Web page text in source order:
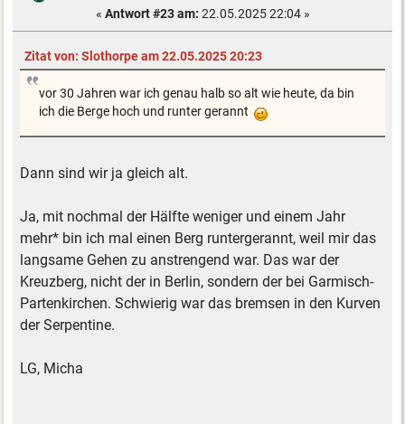
« Antwort #23 am: 22.05.2025 22:04 »
Zitat von: Slothorpe am 22.05.2025 20:23
vor 30 Jahren war ich genau halb so alt wie heute, da bin
ich die Berge hoch und runter gerannt
Dann sind wir ja gleich alt.
Ja, mit nochmal der Hälfte weniger und einem Jahr
mehr* bin ich mal einen Berg runtergerannt, weil mir das
langsame Gehen zu anstrengend war. Das war der
Kreuzberg, nicht der in Berlin, sondern der bei Garmisch-
Partenkirchen. Schwierig war das bremsen in den Kurven
der Serpentine.
LG, Micha